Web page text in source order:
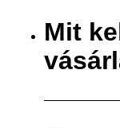
Mit